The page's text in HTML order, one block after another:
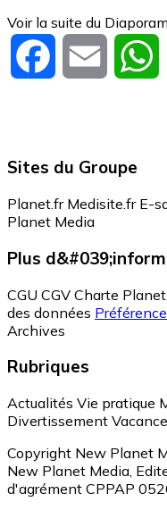
Voir la suite du
Facebook Email
Sites du Groupe
Planet.fr Medisite.fr E-
Planet Media
Plus
CGU CGV Charte
des données
Archives
Rubriques
Actualités Vie pratique
Divertissement
Copyright New Planet
New Planet Media,
d'agrément CPPAP